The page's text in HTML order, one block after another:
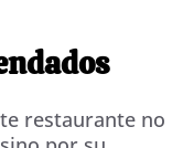
restaurante no